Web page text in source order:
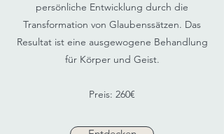
persönliche Entwicklung durch die
Transformation von Glaubenssätzen. Das
Resultat ist eine ausgewogene Behandlung
für Körper und Geist.
Preis: 260€​​​​​